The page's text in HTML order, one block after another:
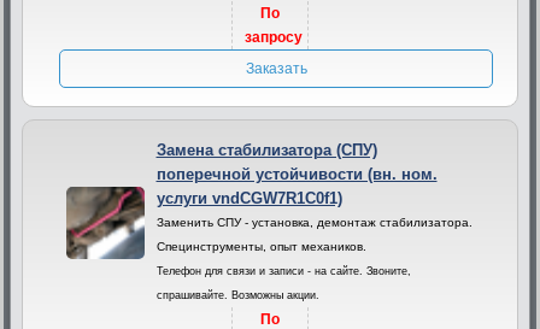
По
запросу
Заказать
Замена стабилизатора (СПУ)
поперечной устойчивости (вн. ном.
услуги vndCGW7R1C0f1)
Заменить СПУ - установка, демонтаж стабилизатора.
Специнструменты, опыт механиков.
Телефон для связи и записи - на сайте. Звоните,
спрашивайте. Возможны акции.
По